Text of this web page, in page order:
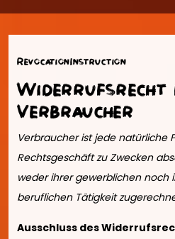
RevocationInstruction
Verbraucher
Verbraucher ist jede natürliche
Rechtsgeschäft zu Zwecken
weder ihrer gewerblichen noch
beruflichen Tätigkeit
Ausschluss des